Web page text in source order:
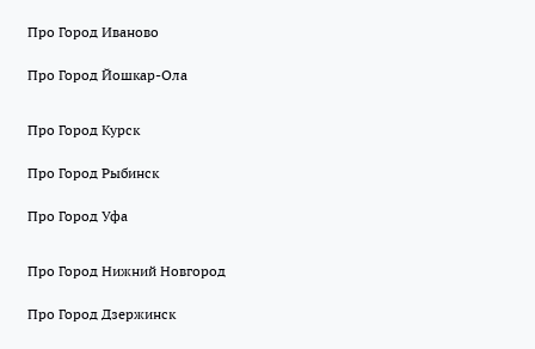
Про Город Иваново
Про Город Йошкар-Ола
Про Город Курск
Про Город Рыбинск
Про Город Уфа
Про Город Нижний Новгород
Про Город Дзержинск